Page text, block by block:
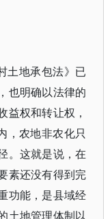
土地承包法》已
也明确以法律的
益权和转让权，
，农地非农化只
。这就是说，在
素还没有得到完
功能，是县域经
土地管理体制以